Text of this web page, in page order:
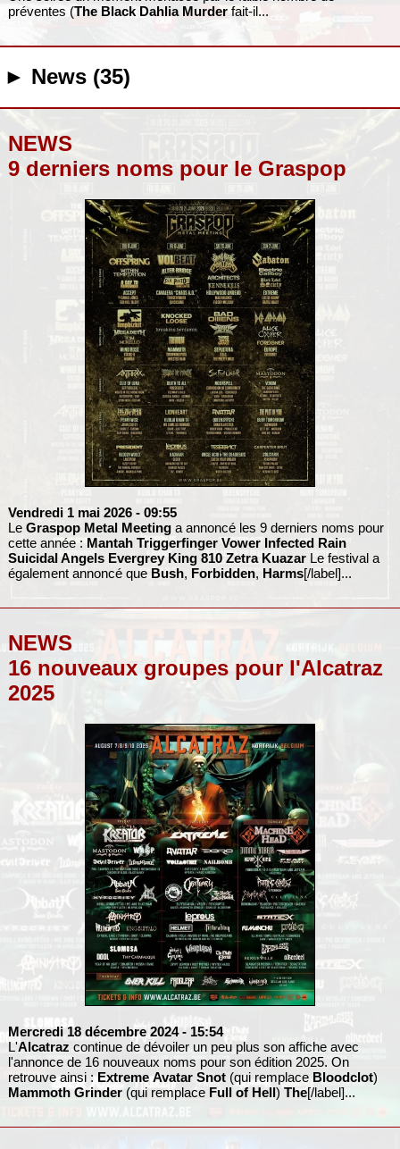
préventes (The Black Dahlia Murderfait-il...
► News (35)
NEWS
9 derniers noms pour le Graspop
Vendredi 1 mai 2026 - 09:55
Le Graspop Metal Meetinga annoncé les 9 derniers noms pour
cette année : Mantah Triggerfinger Vower Infected Rain
Suicidal Angels Evergrey King 810 Zetra KuazarLe festival a
également annoncé que Bush, Forbidden, Harms[/label]...
NEWS
16 nouveaux groupes pour l'Alcatraz
2025
Mercredi 18 décembre 2024 - 15:54
L'Alcatraz continue de dévoiler un peu plus son affiche avec
l'annonce de 16 nouveaux noms pour son édition 2025. On
retrouve ainsi :Extreme Avatar Snot(qui remplace Bloodclot)
Mammoth Grinder(qui remplace Full of Hell) The[/label]...